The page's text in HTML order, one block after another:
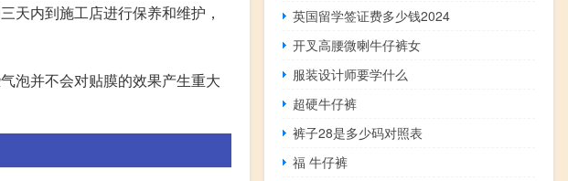
天内到施工店进行保养和维护，
泡并不会对贴膜的效果产生重大
英国留学签证费多少钱2024
开叉高腰微喇牛仔裤女
服装设计师要学什么
超硬牛仔裤
裤子28是多少码对照表
福 牛仔裤